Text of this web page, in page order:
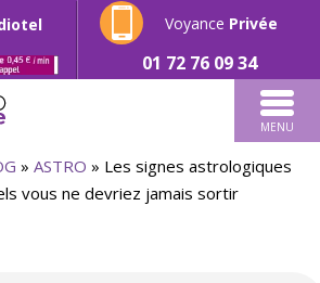
Voyance Privée
01 72 76 09 34
MENU
» ASTRO » Les signes astrologiques
vous ne devriez jamais sortir